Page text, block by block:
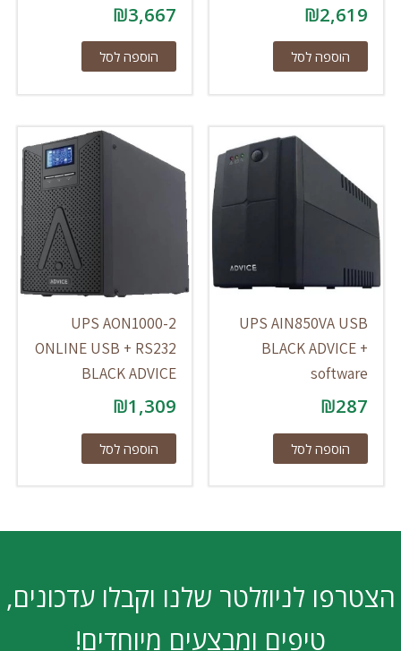
₪2,619
הוספה לסל
₪3,667
הוספה לסל
UPS AIN850VA USB
BLACK ADVICE +
software
₪287
הוספה לסל
UPS AON1000-2
ONLINE USB + RS232
BLACK ADVICE
₪1,309
הוספה לסל
הצטרפו לניוזלטר שלנו וקבלו עדכונים,
טיפים ומבצעים מיוחדים!